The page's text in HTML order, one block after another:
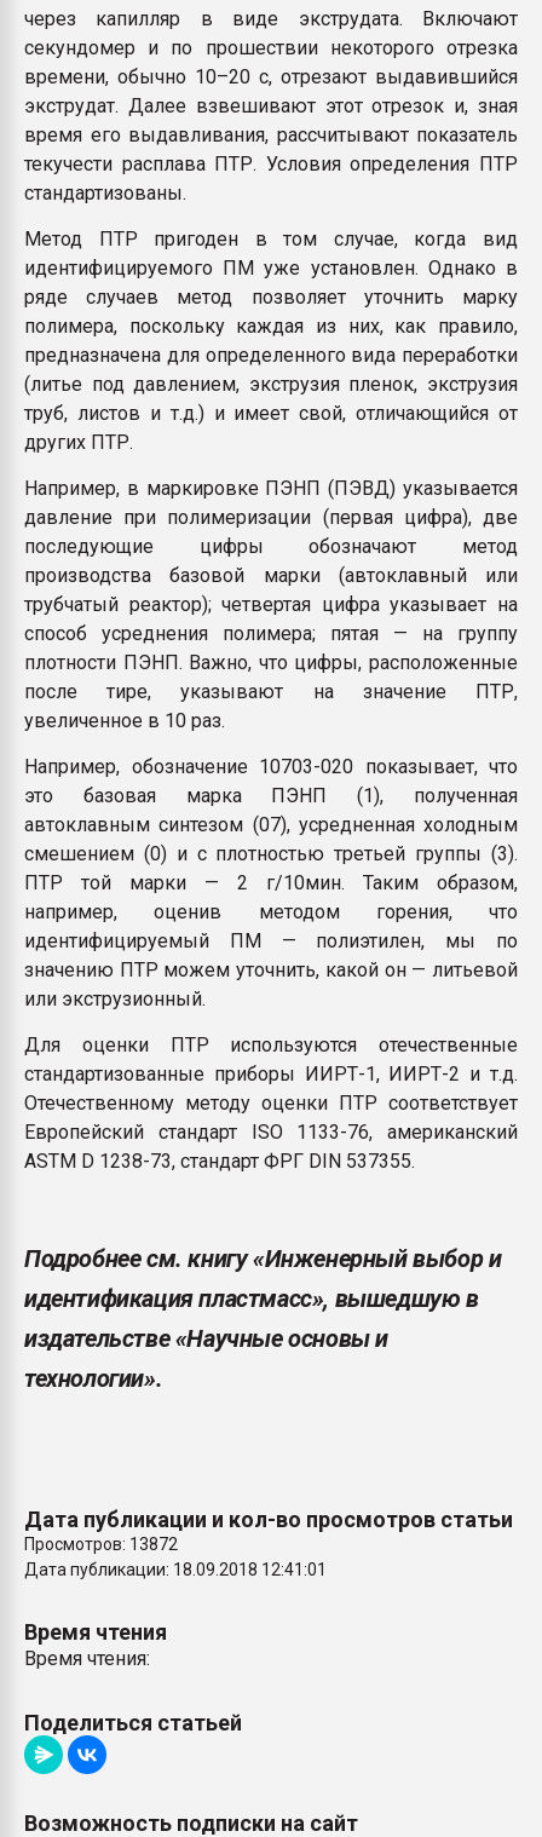
через капилляр в виде экструдата. Включают
секундомер и по прошествии некоторого отрезка
времени, обычно 10–20 с, отрезают выдавившийся
экструдат. Далее взвешивают этот отрезок и, зная
время его выдавливания, рассчитывают показатель
текучести расплава ПТР. Условия определения ПТР
стандартизованы.
Метод ПТР пригоден в том случае, когда вид
идентифицируемого ПМ уже установлен. Однако в
ряде случаев метод позволяет уточнить марку
полимера, поскольку каждая из них, как правило,
предназначена для определенного вида переработки
(литье под давлением, экструзия пленок, экструзия
труб, листов и т.д.) и имеет свой, отличающийся от
других ПТР.
Например, в маркировке ПЭНП (ПЭВД) указывается
давление при полимеризации (первая цифра), две
последующие цифры обозначают метод
производства базовой марки (автоклавный или
трубчатый реактор); четвертая цифра указывает на
способ усреднения полимера; пятая — на группу
плотности ПЭНП. Важно, что цифры, расположенные
после тире, указывают на значение ПТР,
увеличенное в 10 раз.
Например, обозначение 10703-020 показывает, что
это базовая марка ПЭНП (1), полученная
автоклавным синтезом (07), усредненная холодным
смешением (0) и с плотностью третьей группы (3).
ПТР той марки — 2 г/10мин. Таким образом,
например, оценив методом горения, что
идентифицируемый ПМ — полиэтилен, мы по
значению ПТР можем уточнить, какой он — литьевой
или экструзионный.
Для оценки ПТР используются отечественные
стандартизованные приборы ИИРТ-1, ИИРТ-2 и т.д.
Отечественному методу оценки ПТР соответствует
Европейский стандарт ISO 1133-76, американский
ASTM D 1238-73, стандарт ФРГ DIN 537355.
Подробнее см. книгу «Инженерный выбор и
идентификация пластмасс», вышедшую в
издательстве «Научные основы и
технологии».
Дата публикации и кол-во просмотров статьи
Просмотров: 13872
Дата публикации: 18.09.2018 12:41:01
Время чтения
Время чтения:
Поделиться статьей
Возможность подписки на сайт